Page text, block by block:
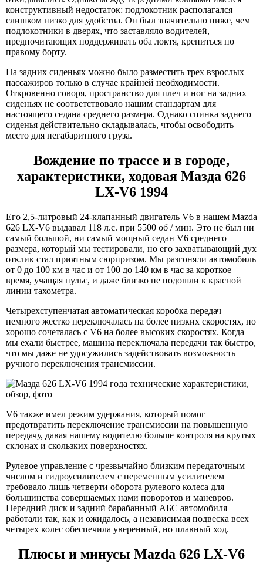
конструктивный недостаток: подлокотник располагался
слишком низко для удобства. Он был значительно ниже, чем
подлокотники в дверях, что заставляло водителей,
предпочитающих поддерживать оба локтя, крениться по
правому борту.
На задних сиденьях можно было разместить трех взрослых
пассажиров только в случае крайней необходимости.
Откровенно говоря, пространство для плеч и ног на задних
сиденьях не соответствовало нашим стандартам для
настоящего седана среднего размера. Однако спинка заднего
сиденья действительно складывалась, чтобы освободить
место для негабаритного груза.
Вождение по трассе и в городе,
характеристики, ходовая Мазда 626
LX-V6 1994
Его 2,5-литровый 24-клапанный двигатель V6 в нашем Mazda
626 LX-V6 выдавал 118 л.с. при 5500 об / мин. Это не был ни
самый большой, ни самый мощный седан V6 среднего
размера, который мы тестировали, но его захватывающий дух
отклик стал приятным сюрпризом. Мы разгоняли автомобиль
от 0 до 100 км в час и от 100 до 140 км в час за короткое
время, учащая пульс, и даже близко не подошли к красной
линии тахометра.
Четырехступенчатая автоматическая коробка передач
немного жестко переключалась на более низких скоростях, но
хорошо сочеталась с V6 на более высоких скоростях. Когда
мы ехали быстрее, машина переключала передачи так быстро,
что мы даже не удосужились задействовать возможность
ручного переключения трансмиссии.
V6 также имел режим удержания, который помог
предотвратить переключение трансмиссии на повышенную
передачу, давая нашему водителю больше контроля на крутых
склонах и скользких поверхностях.
Рулевое управление с чрезвычайно близким передаточным
числом и гидроусилителем с переменным усилителем
требовало лишь четверти оборота рулевого колеса для
большинства совершаемых нами поворотов и маневров.
Передний диск и задний барабанный АБС автомобиля
работали так, как и ожидалось, а независимая подвеска всех
четырех колес обеспечила уверенный, но плавный ход.
Плюсы и минусы Mazda 626 LX-V6